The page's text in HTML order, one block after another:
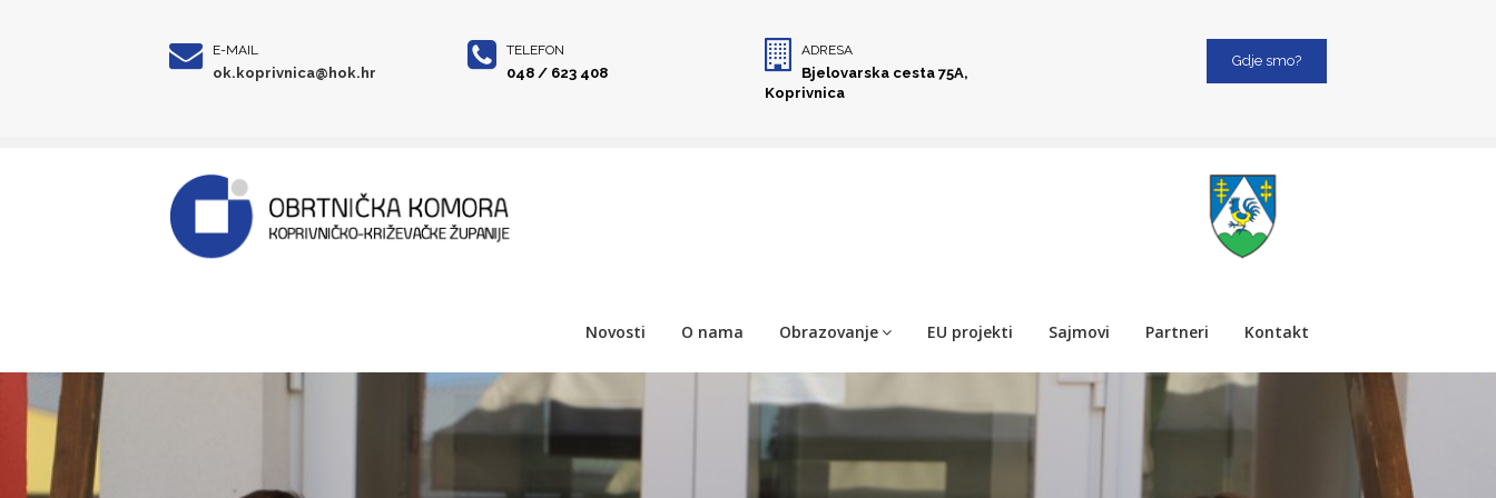
E-MAIL
ok.koprivnica@hok.hr
TELEFON
048 / 623 408
ADRESA
Bjelovarska cesta 75A,
Koprivnica
Gdje smo?
Novosti O nama Obrazovanje EU projekti Sajmovi Partneri Kontakt